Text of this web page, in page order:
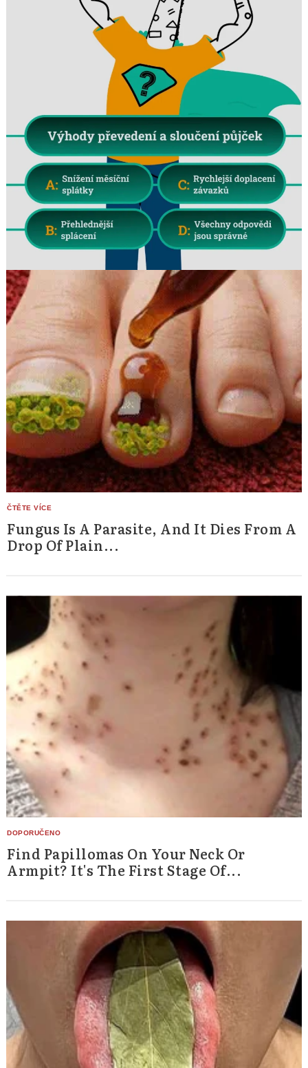
Fungus Is A Parasite, And It Dies From A
Drop Of Plain...
Find Papillomas On Your Neck Or
Armpit? It's The First Stage Of...
Search